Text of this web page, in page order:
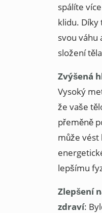
spálíte
klidu. Díky
svou váhu
složení
Zvýšená
Vysoký
že vaše
přeměně
může vést
lepšímu
Zlepšení
zdraví: